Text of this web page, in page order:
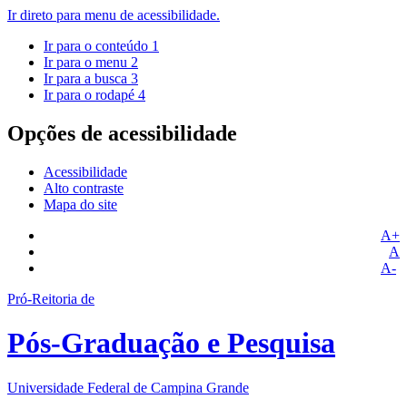
Ir direto para menu de acessibilidade.
Ir para o conteúdo 1
Ir para o menu 2
Ir para a busca 3
Ir para o rodapé 4
Opções de acessibilidade
Acessibilidade
Alto contraste
Mapa do site
A+
A
A-
Pró-Reitoria de
Pós-Graduação e Pesquisa
Universidade Federal de Campina Grande